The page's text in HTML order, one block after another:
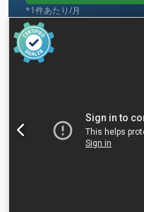
*1件あたり/月